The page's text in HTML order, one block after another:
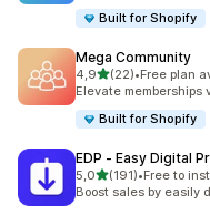
Built for Shopify
Mega Community
4,9av 5 stjerner
(22)
Totalt 22 omtaler
•Free plan
Elevate
Built for Shopify
EDP ‑ Easy Digital
5,0av 5 stjerner
(191)
Totalt 191 omtaler
•Free to
Boost sales by easily